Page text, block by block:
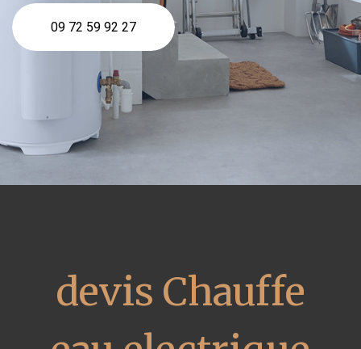
09 72 59 92 27
devis Chauffe